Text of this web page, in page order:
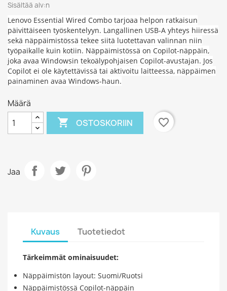
Sisältää alv:n
Lenovo Essential Wired Combo tarjoaa helpon ratkaisun
päivittäiseen työskentelyyn. Langallinen USB-A yhteys hiiressä
sekä näppäimistössä tekee siitä luotettavan valinnan niin
työpaikalle kuin kotiin. Näppäimistössä on Copilot-näppäin,
joka avaa Windowsin tekoälypohjaisen Copilot-avustajan. Jos
Copilot ei ole käytettävissä tai aktivoitu laitteessa, näppäimen
painaminen avaa Windows-haun.
Määrä
 OSTOSKORIIN favorite_border
Jaa
Kuvaus Tuotetiedot
Tärkeimmät ominaisuudet:
Näppäimistön layout: Suomi/Ruotsi
Näppäimistössä Copilot-näppäin